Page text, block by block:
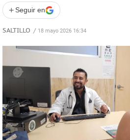
+ Seguir en
SALTILLO / 18 mayo 2026 16:34